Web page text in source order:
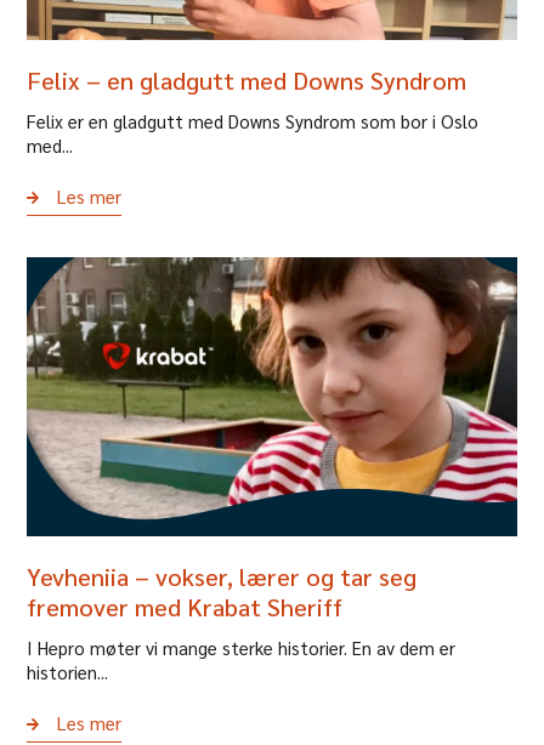
Felix – en gladgutt med Downs Syndrom
Felix er en gladgutt med Downs Syndrom som bor i Oslo
med...
Les mer
Yevheniia – vokser, lærer og tar seg
fremover med Krabat Sheriff
I Hepro møter vi mange sterke historier. En av dem er
historien...
Les mer